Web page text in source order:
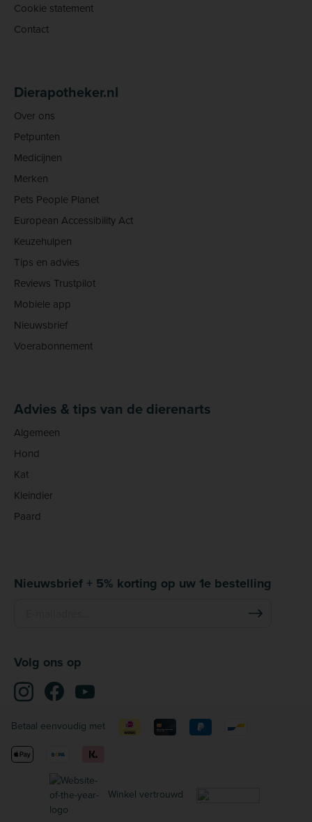
Cookie statement
Contact
Dierapotheker.nl
Over ons
Petpunten
Medicijnen
Merken
Pets People Planet
European Accessibility Act
Keuzehulpen
Tips en advies
Reviews Trustpilot
Mobiele app
Nieuwsbrief
Voerabonnement
Advies & tips van de dierenarts
Algemeen
Hond
Kat
Kleindier
Paard
Nieuwsbrief + 5% korting op uw 1e bestelling
Volg ons op
Betaal eenvoudig met
Winkel vertrouwd